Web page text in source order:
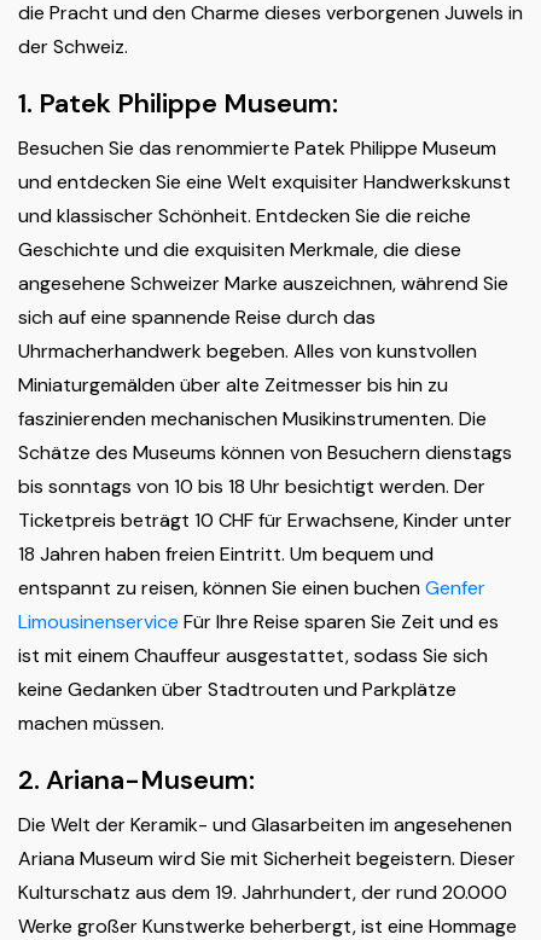
die Pracht und den Charme dieses verborgenen Juwels in
der Schweiz.
1. Patek Philippe Museum:
Besuchen Sie das renommierte Patek Philippe Museum
und entdecken Sie eine Welt exquisiter Handwerkskunst
und klassischer Schönheit. Entdecken Sie die reiche
Geschichte und die exquisiten Merkmale, die diese
angesehene Schweizer Marke auszeichnen, während Sie
sich auf eine spannende Reise durch das
Uhrmacherhandwerk begeben. Alles von kunstvollen
Miniaturgemälden über alte Zeitmesser bis hin zu
faszinierenden mechanischen Musikinstrumenten. Die
Schätze des Museums können von Besuchern dienstags
bis sonntags von 10 bis 18 Uhr besichtigt werden. Der
Ticketpreis beträgt 10 CHF für Erwachsene, Kinder unter
18 Jahren haben freien Eintritt. Um bequem und
entspannt zu reisen, können Sie einen buchenGenfer
Limousinenservice Für Ihre Reise sparen Sie Zeit und es
ist mit einem Chauffeur ausgestattet, sodass Sie sich
keine Gedanken über Stadtrouten und Parkplätze
machen müssen.
2. Ariana-Museum:
Die Welt der Keramik- und Glasarbeiten im angesehenen
Ariana Museum wird Sie mit Sicherheit begeistern. Dieser
Kulturschatz aus dem 19. Jahrhundert, der rund 20.000
Werke großer Kunstwerke beherbergt, ist eine Hommage